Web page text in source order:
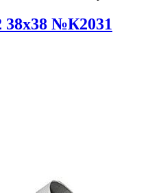
38х38 №К2031